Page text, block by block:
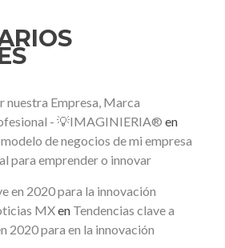
nuestra Empresa, Marca
- 💡IMAGINIERIA® en
de negocios de mi empresa
para emprender o innovar
en 2020 para la innovación
MXen Tendencias clave a
2020 para en la innovación